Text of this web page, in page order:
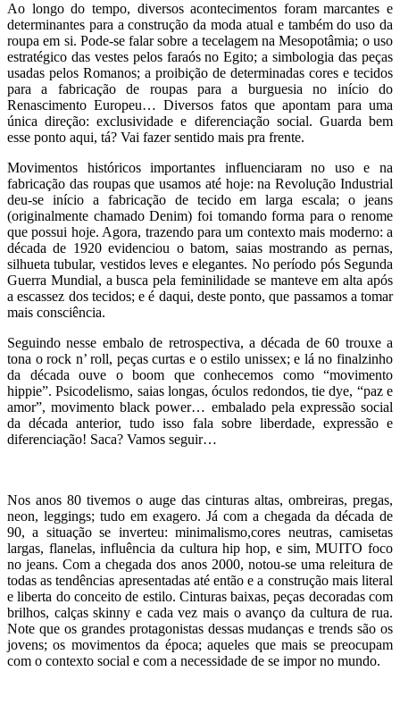
Ao longo do tempo, diversos acontecimentos foram marcantes e
determinantes para a construção da moda atual e também do uso da
roupa em si. Pode-se falar sobre a tecelagem na Mesopotâmia; o uso
estratégico das vestes pelos faraós no Egito; a simbologia das peças
usadas pelos Romanos; a proibição de determinadas cores e tecidos
para a fabricação de roupas para a burguesia no início do
Renascimento Europeu… Diversos fatos que apontam para uma
única direção: exclusividade e diferenciação social. Guarda bem
esse ponto aqui, tá? Vai fazer sentido mais pra frente.
Movimentos históricos importantes influenciaram no uso e na
fabricação das roupas que usamos até hoje: na Revolução Industrial
deu-se início a fabricação de tecido em larga escala; o jeans
(originalmente chamado Denim) foi tomando forma para o renome
que possui hoje. Agora, trazendo para um contexto mais moderno: a
década de 1920 evidenciou o batom, saias mostrando as pernas,
silhueta tubular, vestidos leves e elegantes. No período pós Segunda
Guerra Mundial, a busca pela feminilidade se manteve em alta após
a escassez dos tecidos; e é daqui, deste ponto, que passamos a tomar
mais consciência.
Seguindo nesse embalo de retrospectiva, a década de 60 trouxe a
tona o rock n’ roll, peças curtas e o estilo unissex; e lá no finalzinho
da década ouve o boom que conhecemos como “movimento
hippie”. Psicodelismo, saias longas, óculos redondos, tie dye, “paz e
amor”, movimento black power… embalado pela expressão social
da década anterior, tudo isso fala sobre liberdade, expressão e
diferenciação! Saca? Vamos seguir…
Nos anos 80 tivemos o auge das cinturas altas, ombreiras, pregas,
neon, leggings; tudo em exagero. Já com a chegada da década de
90, a situação se inverteu: minimalismo,cores neutras, camisetas
largas, flanelas, influência da cultura hip hop, e sim, MUITO foco
no jeans. Com a chegada dos anos 2000, notou-se uma releitura de
todas as tendências apresentadas até então e a construção mais literal
e liberta do conceito de estilo. Cinturas baixas, peças decoradas com
brilhos, calças skinny e cada vez mais o avanço da cultura de rua.
Note que os grandes protagonistas dessas mudanças e trends são os
jovens; os movimentos da época; aqueles que mais se preocupam
com o contexto social e com a necessidade de se impor no mundo.